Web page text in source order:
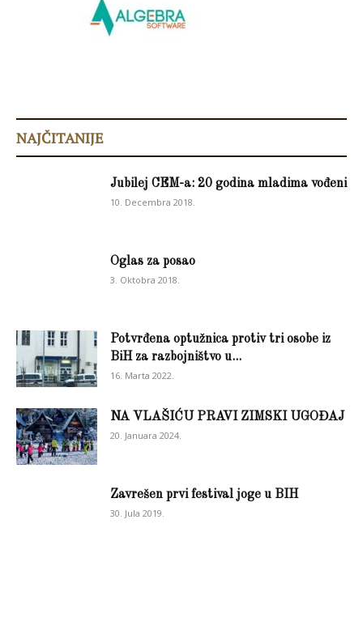
NAJČITANIJE
Jubilej CEM-a: 20 godina mladima vođeni
10. Decembra 2018.
Oglas za posao
3. Oktobra 2018.
Potvrđena optužnica protiv tri osobe iz
BiH za razbojništvo u...
16. Marta 2022.
NA VLAŠIĆU PRAVI ZIMSKI UGOĐAJ
20. Januara 2024.
Zavrešen prvi festival joge u BIH
30. Jula 2019.